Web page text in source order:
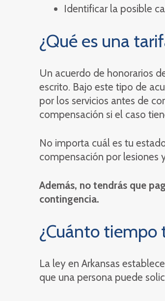
Identificar la posible
¿Qué es una
Un acuerdo de honorarios
escrito. Bajo este tipo de
por los servicios antes de
compensación si el caso
No importa cuál es tu
compensación por lesiones
Además, no tendrás que
contingencia.
¿Cuánto tiempo
La ley en Arkansas
que una persona puede